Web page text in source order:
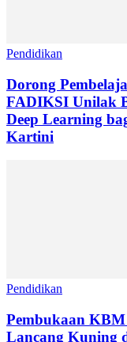
Pendidikan
Dorong
FADIKSI Unilak
Deep Learning
Kartini
Pendidikan
Pembukaan
Lancang Kuning